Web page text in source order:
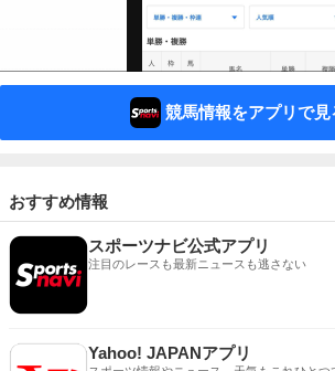
競馬情報をアプリで見
おすすめ情報
スポーツナビ公式アプリ
注目のレースも最新ニュースも逃さない
Yahoo! JAPANアプリ